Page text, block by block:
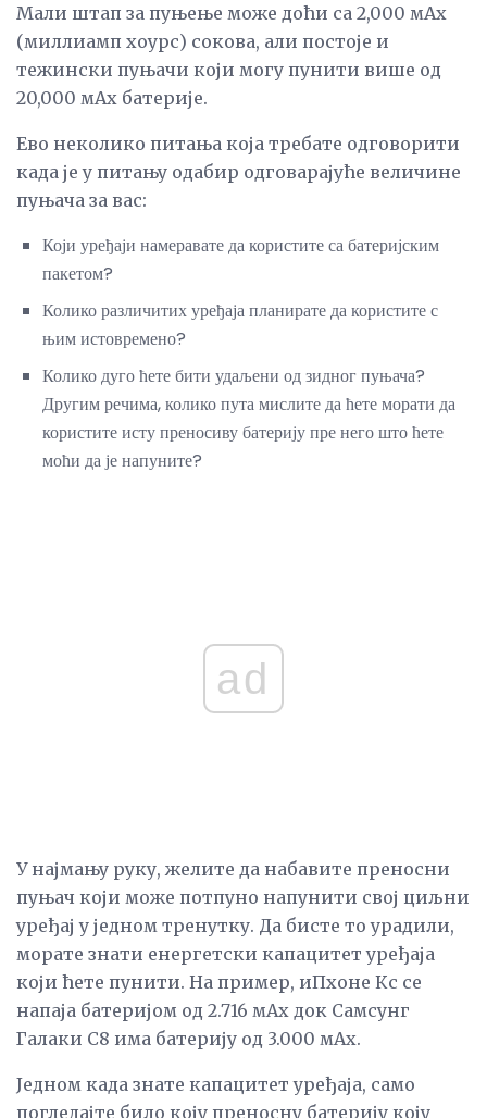
Мали штап за пуњење може доћи са 2,000 мАх
(миллиамп хоурс) сокова, али постоје и
тежински пуњачи који могу пунити више од
20,000 мАх батерије.
Ево неколико питања која требате одговорити
када је у питању одабир одговарајуће величине
пуњача за вас:
Који уређаји намеравате да користите са батеријским
пакетом?
Колико различитих уређаја планирате да користите с
њим истовремено?
Колико дуго ћете бити удаљени од зидног пуњача?
Другим речима, колико пута мислите да ћете морати да
користите исту преносиву батерију пре него што ћете
моћи да је напуните?
ad
У најмању руку, желите да набавите преносни
пуњач који може потпуно напунити свој циљни
уређај у једном тренутку. Да бисте то урадили,
морате знати енергетски капацитет уређаја
који ћете пунити. На пример, иПхоне Кс се
напаја батеријом од 2.716 мАх док Самсунг
Галаки С8 има батерију од 3.000 мАх.
Једном када знате капацитет уређаја, само
погледајте било коју преносну батерију коју